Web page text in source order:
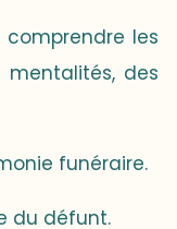
les
des
funéraire.
du défunt.